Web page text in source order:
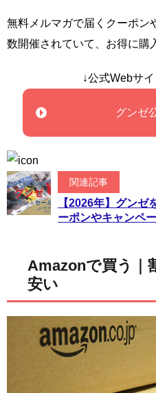
無料メルマガで届くクーポン
数開催されていて、お得に購
↓公式Webサ
グンゼ
関連記事
【2026年】グンゼ
ーポンやキャンペ
Amazonで買う｜
安い